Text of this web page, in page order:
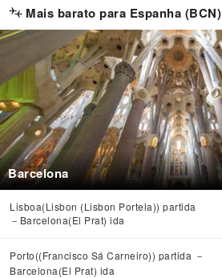
Mais barato para Espanha (BCN)
Barcelona
Lisboa(Lisbon (Lisbon Portela)) partida
－Barcelona(El Prat) ida
Porto((Francisco Sá Carneiro)) partida －
Barcelona(El Prat) ida